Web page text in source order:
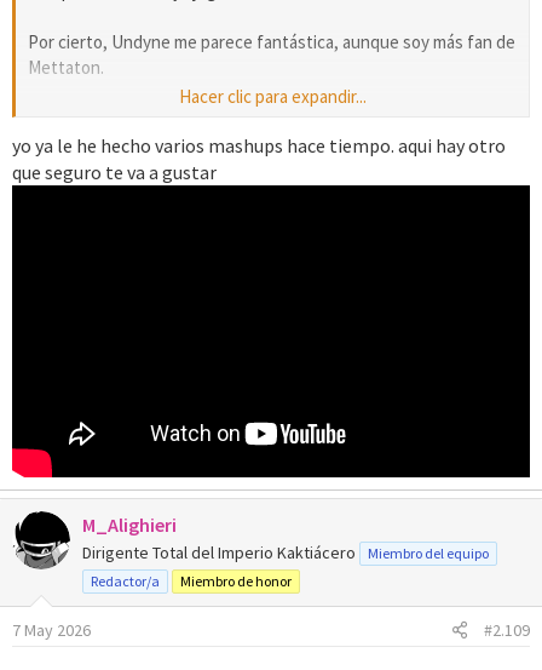
Por cierto, Undyne me parece fantástica, aunque soy más fan de
Mettaton.
Hacer clic para expandir...
yo ya le he hecho varios mashups hace tiempo. aqui hay otro
que seguro te va a gustar
M_Alighieri
Dirigente Total del Imperio Kaktiácero
Miembro del equipo
Redactor/a
Miembro de honor
7 May 2026 #2.109